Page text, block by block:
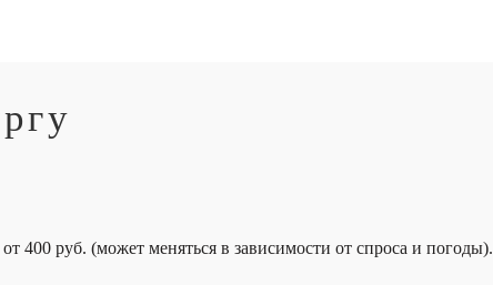
400 руб. (может меняться в зависимости от спроса и погоды).